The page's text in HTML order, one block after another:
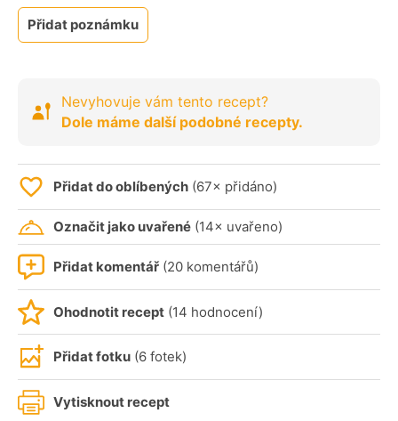
Přidat poznámku
Nevyhovuje vám tento recept?
Dole máme další podobné recepty.
Přidat do oblíbených (67× přidáno)
Označit jako uvařené (14× uvařeno)
Přidat komentář (20 komentářů)
Ohodnotit recept (14 hodnocení)
Přidat fotku (6 fotek)
Vytisknout recept